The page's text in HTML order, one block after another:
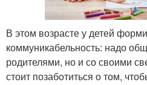
В этом возрасте у детей
коммуникабельность: надо
родителями, но и со своими
стоит позаботиться о том,